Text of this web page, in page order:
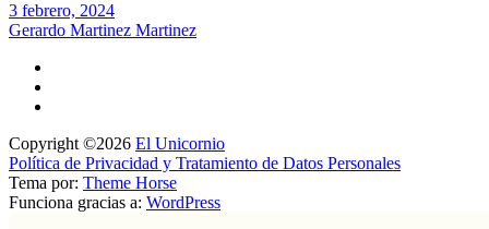
3 febrero, 2024
Gerardo Martinez Martinez
Copyright ©2026 El Unicornio
Política de Privacidad y Tratamiento de Datos Personales
Tema por: Theme Horse
Funciona gracias a: WordPress